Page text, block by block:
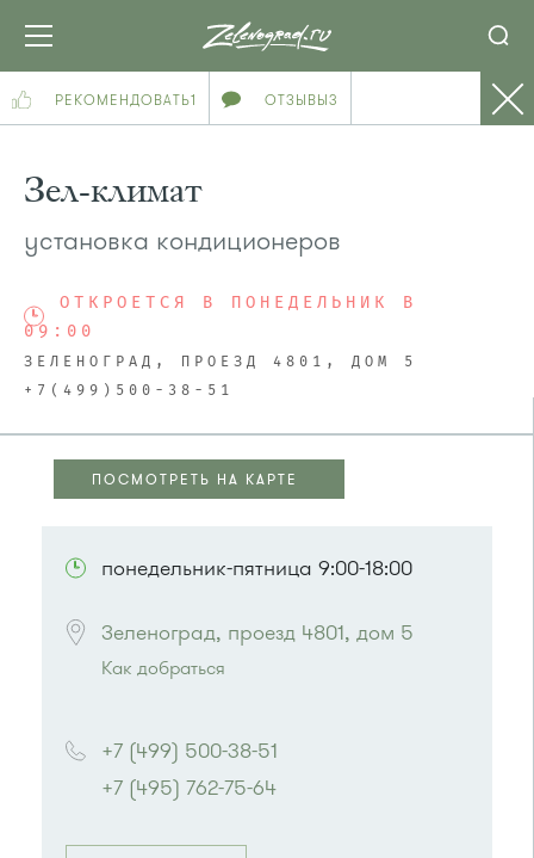
РЕКОМЕНДОВАТЬ1 ОТЗЫВЫ3
Зел-климат
установка кондиционеров
ОТКРОЕТСЯ В ПОНЕДЕЛЬНИК В
09:00
ЗЕЛЕНОГРАД, ПРОЕЗД 4801, ДОМ 5
+7(499)500-38-51
ПОСМОТРЕТЬ НА КАРТЕ
понедельник-пятница 9:00-18:00
Зеленоград, проезд 4801, дом 5
Как добраться
Автобусы № 8, 9.
или до остановки"Монумент"
Автобусы № 45, 312, 377, 440.
+7 (499) 500-38-51
+7 (495) 762-75-64